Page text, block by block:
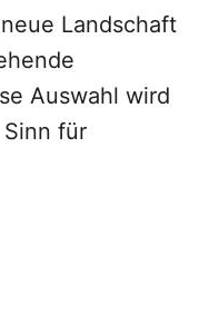
Landschaft
Auswahl wird
für